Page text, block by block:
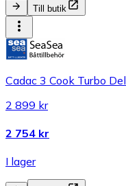
Till butik
Cadac 3 Cook Turbo
2 899 kr
2 754 kr
I lager